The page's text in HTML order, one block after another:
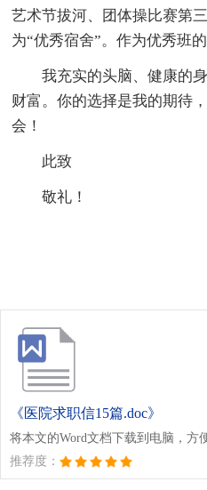
艺术节拔河、团体操比赛第
为“优秀宿舍”。作为优秀班
我充实的头脑、健康的
财富。你的选择是我的期待
会！
此致
敬礼！
《医院求职信15篇.doc》
将本文的Word文档下载到电脑，方
推荐度：